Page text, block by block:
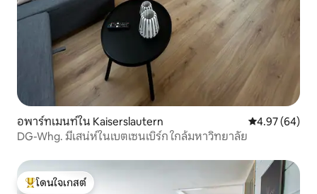
อพาร์ทเมนท์ใน Kaiserslautern คะแนนเฉลี่ย
4.97 (64)
DG-Whg. มีเสน่ห์ในเบตเซนเบิร์ก ใกล้มหาวิทยาลัย
โดนใจเกสต์ที่สุด
โดนใจเกสต์